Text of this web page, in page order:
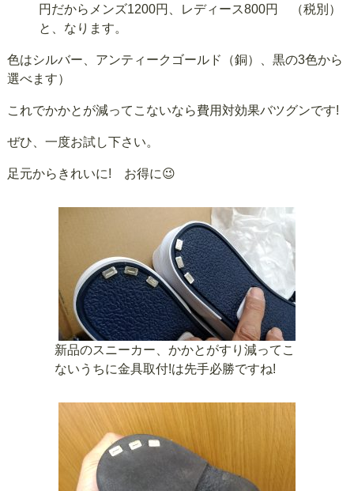
円だからメンズ1200円、レディース800円 （税別）
と、なります。
色はシルバー、アンティークゴールド（銅）、黒の3色から
選べます）
これでかかとが減ってこないなら費用対効果バツグンです!
ぜひ、一度お試し下さい。
足元からきれいに! お得に😉
新品のスニーカー、かかとがすり減ってこ
ないうちに金具取付!は先手必勝ですね!